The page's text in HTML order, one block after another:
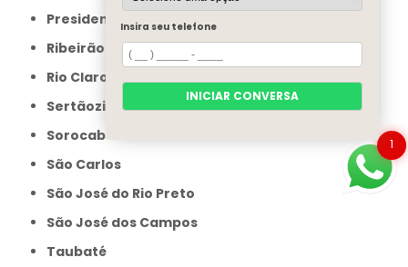
Presidente Prudente
Ribeirão Preto
Rio Claro
Sertãozinho
Sorocaba
São Carlos
São José do Rio Preto
São José dos Campos
Taubaté
1
Insira seu telefone
INICIAR CONVERSA